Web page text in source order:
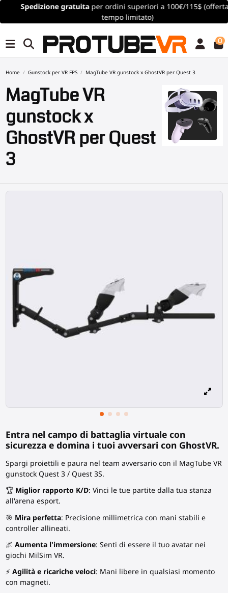
Spedizione gratuitaper ordini superiori a 100€/115$ (offerta a
tempo limitato)
0
Home Gunstock per VR FPS MagTube VR gunstock x GhostVR per Quest 3
MagTube VR
gunstock x
GhostVR per Quest
3
Entra nel campo di battaglia virtuale con
sicurezza e domina i tuoi avversari con GhostVR.
Spargi proiettili e paura nel team avversario con il MagTube VR
gunstock Quest 3 / Quest 3S.
🏆 Miglior rapporto K/D: Vinci le tue partite dalla tua stanza
all'arena esport.
🎯 Mira perfetta: Precisione millimetrica con mani stabili e
controller allineati.
🌌 Aumenta l'immersione: Senti di essere il tuo avatar nei
giochi MilSim VR.
⚡ Agilità e ricariche veloci: Mani libere in qualsiasi momento
con magneti.